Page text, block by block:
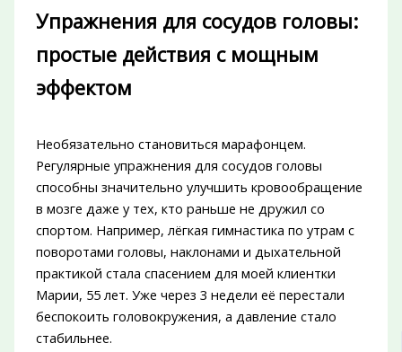
Упражнения для сосудов головы:
простые действия с мощным
эффектом
Необязательно становиться марафонцем.
Регулярные упражнения для сосудов головы
способны значительно улучшить кровообращение
в мозге даже у тех, кто раньше не дружил со
спортом. Например, лёгкая гимнастика по утрам с
поворотами головы, наклонами и дыхательной
практикой стала спасением для моей клиентки
Марии, 55 лет. Уже через 3 недели её перестали
беспокоить головокружения, а давление стало
стабильнее.